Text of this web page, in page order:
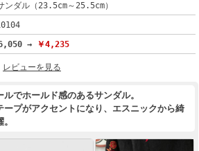
ンダル（23.5cm～25.5cm）
→ ￥4,235
レビューを見る
でホールド感のあるサンダル。
ープがアクセントになり、エスニックから綺